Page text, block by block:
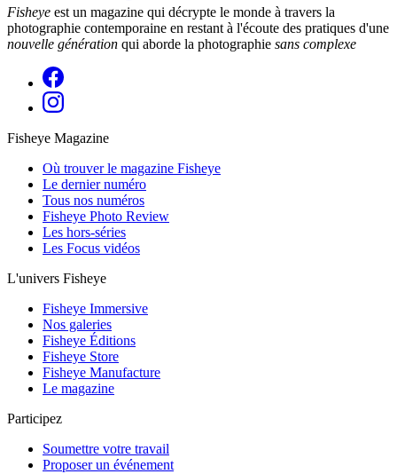
Fisheye est un magazine qui décrypte le monde à travers la
photographie contemporaine en restant à l'écoute des pratiques d'une
nouvelle génération qui aborde la photographie sans complexe
Fisheye Magazine
Où trouver le magazine Fisheye
Le dernier numéro
Tous nos numéros
Fisheye Photo Review
Les hors-séries
Les Focus vidéos
L'univers Fisheye
Fisheye Immersive
Nos galeries
Fisheye Éditions
Fisheye Store
Fisheye Manufacture
Le magazine
Participez
Soumettre votre travail
Proposer un événement